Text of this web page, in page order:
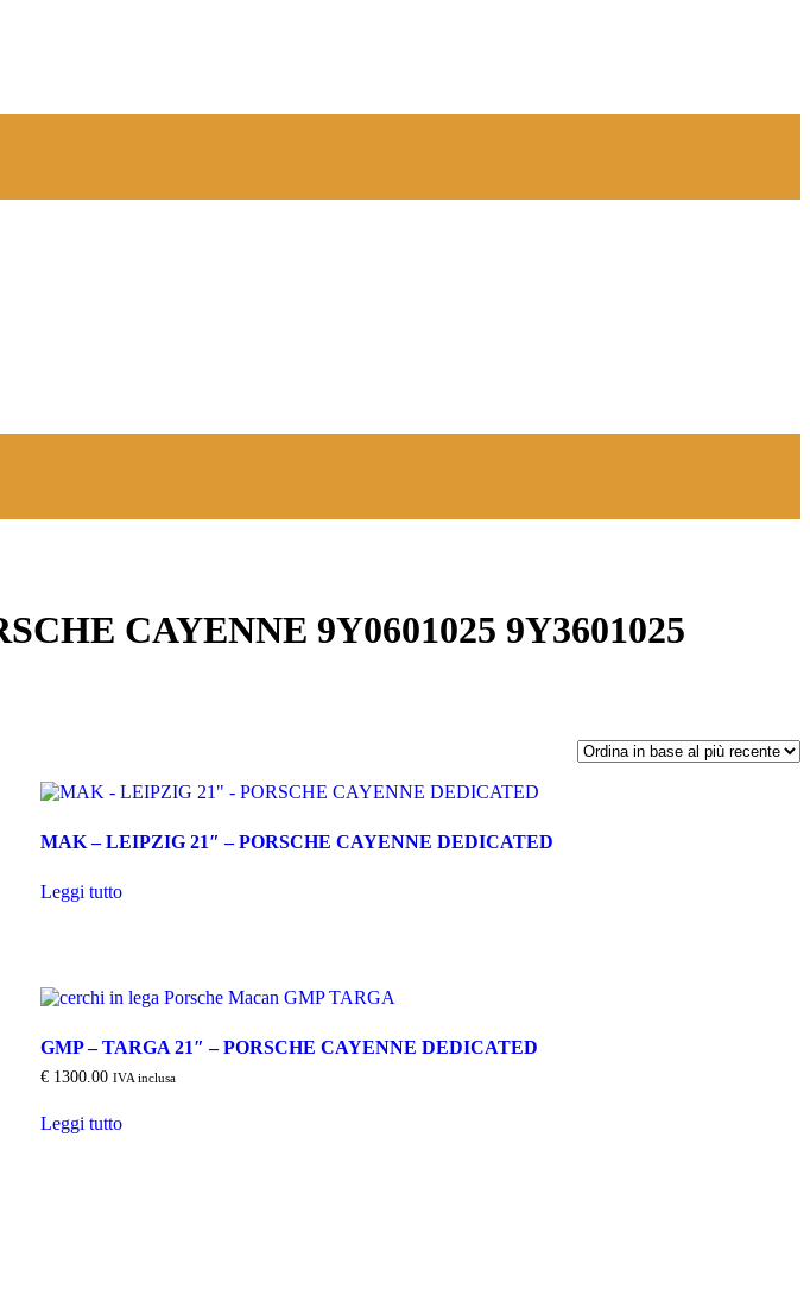
CAYENNE 9Y0601025 9Y3601025
MAK – LEIPZIG 21″ – PORSCHE CAYENNE DEDICATED
Leggi tutto
GMP – TARGA 21″ – PORSCHE CAYENNE DEDICATED
€1300.00 IVA inclusa
Leggi tutto